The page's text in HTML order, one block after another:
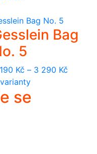
Bag No. 5
Bag
5
Kč – 3 290 Kč
se